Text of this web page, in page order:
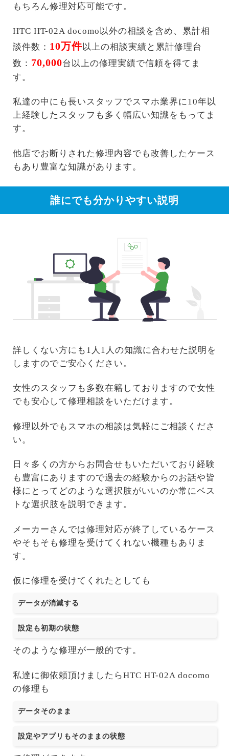
もちろん修理対応可能です。
HTC HT-02A docomo以外の相談を含め、累計相
談件数： 10万件以上の相談実績と累計修理台
数： 70,000台以上の修理実績で信頼を得てま
す。
私達の中にも長いスタッフでスマホ業界に10年以
上経験したスタッフも多く幅広い知識をもってま
す。
他店でお断りされた修理内容でも改善したケース
もあり豊富な知識があります。
誰にでも分かりやすい説明
詳しくない方にも1人1人の知識に合わせた説明を
しますのでご安心ください。
女性のスタッフも多数在籍しておりますので女性
でも安心して修理相談をいただけます。
修理以外でもスマホの相談は気軽にご相談くださ
い。
日々多くの方からお問合せもいただいており経験
も豊富にありますので過去の経験からのお話や皆
様にとってどのような選択肢がいいのか常にベス
トな選択肢を説明できます。
メーカーさんでは修理対応が終了しているケース
やそもそも修理を受けてくれない機種もありま
す。
仮に修理を受けてくれたとしても
データが消滅する
設定も初期の状態
そのような修理が一般的です。
私達に御依頼頂けましたらHTC HT-02A docomo
の修理も
データそのまま
設定やアプリもそのままの状態